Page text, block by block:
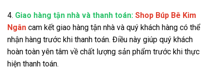
4. Giao hàng tận nhà và thanh toán: Shop Búp Bê Kim
Ngân cam kết giao hàng tận nhà và quý khách hàng có thể
nhận hàng trước khi thanh toán. Điều này giúp quý khách
hoàn toàn yên tâm về chất lượng sản phẩm trước khi thực
hiện thanh toán.